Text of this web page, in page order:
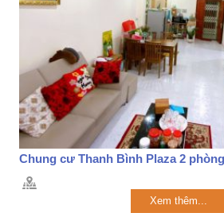
Chung cư Thanh Bình Plaza 2
Xem thêm...